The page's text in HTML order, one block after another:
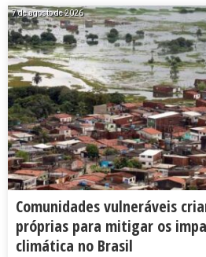
7 de agosto de 2026
Comunidades vulneráveis
próprias para mitigar os
climática no Brasil